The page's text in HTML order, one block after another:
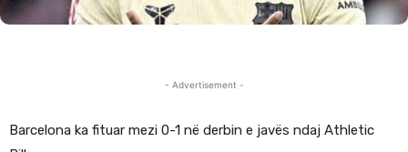
- Advertisement -
Barcelona ka fituar mezi 0-1 në derbin e javës ndaj Athletic